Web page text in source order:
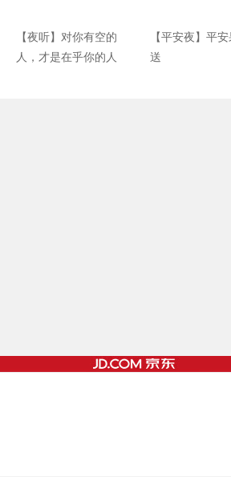
【夜听】对你有空的
人，才是在乎你的人
【平安夜】平
送